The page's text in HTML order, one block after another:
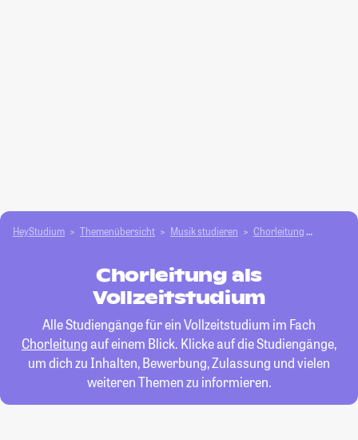
HeyStudium Themenübersicht Musik studieren Chorleitung
Chorleitung als
Vollzeitstudium
Alle Studiengänge für ein Vollzeitstudium im Fach
Chorleitungauf einem Blick. Klicke auf die Studiengänge,
um dich zu Inhalten, Bewerbung, Zulassung und vielen
weiteren Themen zu informieren.